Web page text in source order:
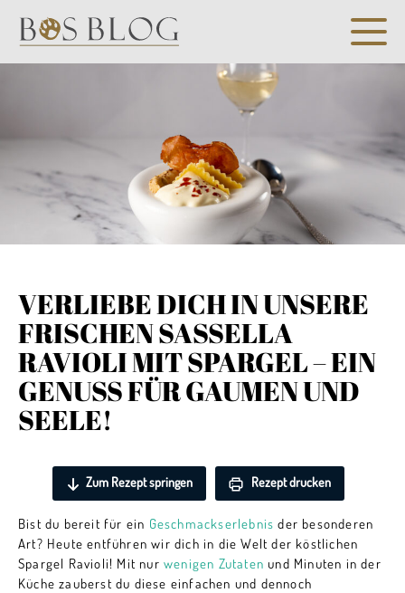
VERLIEBE DICH IN UNSERE
FRISCHEN SASSELLA
RAVIOLI MIT SPARGEL – EIN
GENUSS FÜR GAUMEN UND
SEELE!
Zum Rezept springen Rezept drucken
Bist du bereit für ein Geschmackserlebnis der besonderen
Art? Heute entführen wir dich in die Welt der köstlichen
Spargel Ravioli! Mit nur wenigen Zutaten und Minuten in der
Küche zauberst du diese einfachen und dennoch